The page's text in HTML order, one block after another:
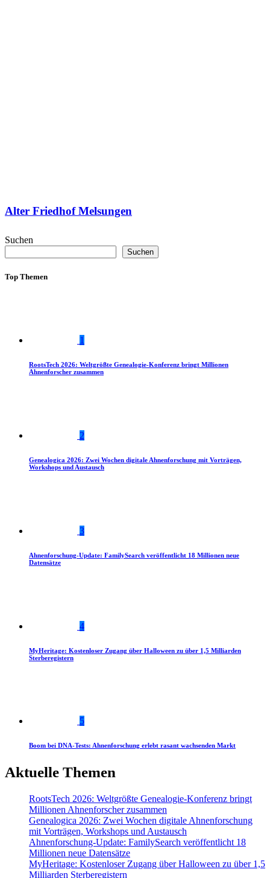
Alter Friedhof Melsungen
Suchen
Suchen
Top Themen
1
RootsTech 2026: Weltgrößte Genealogie-Konferenz bringt Millionen
Ahnenforscher zusammen
2
Genealogica 2026: Zwei Wochen digitale Ahnenforschung mit Vorträgen,
Workshops und Austausch
3
Ahnenforschung-Update: FamilySearch veröffentlicht 18 Millionen neue
Datensätze
4
MyHeritage: Kostenloser Zugang über Halloween zu über 1,5 Milliarden
Sterberegistern
5
Boom bei DNA-Tests: Ahnenforschung erlebt rasant wachsenden Markt
Aktuelle Themen
RootsTech 2026: Weltgrößte Genealogie-Konferenz bringt
Millionen Ahnenforscher zusammen
Genealogica 2026: Zwei Wochen digitale Ahnenforschung
mit Vorträgen, Workshops und Austausch
Ahnenforschung-Update: FamilySearch veröffentlicht 18
Millionen neue Datensätze
MyHeritage: Kostenloser Zugang über Halloween zu über 1,5
Milliarden Sterberegistern